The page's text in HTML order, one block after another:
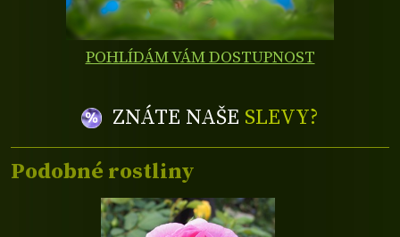
POHLÍDÁM VÁM DOSTUPNOST
ZNÁTE NAŠE SLEVY?
Podobné rostliny